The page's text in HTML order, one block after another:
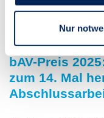
Nur
10. April 2025
bAV-Preis
zum 14. Mal